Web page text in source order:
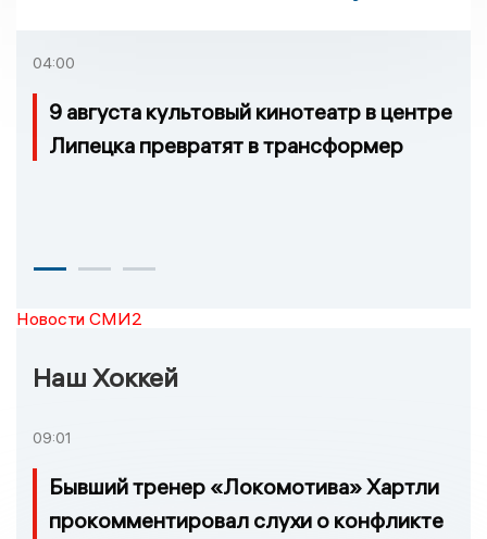
04:00
9 августа культовый кинотеатр в центре
Липецка превратят в трансформер
Новости СМИ2
Наш Хоккей
09:01
Бывший тренер «Локомотива» Хартли
прокомментировал слухи о конфликте